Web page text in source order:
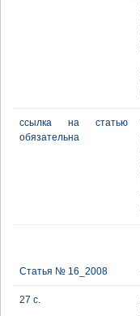
ссылка на статью
обязательна
Статья № 16_2008
27 с.